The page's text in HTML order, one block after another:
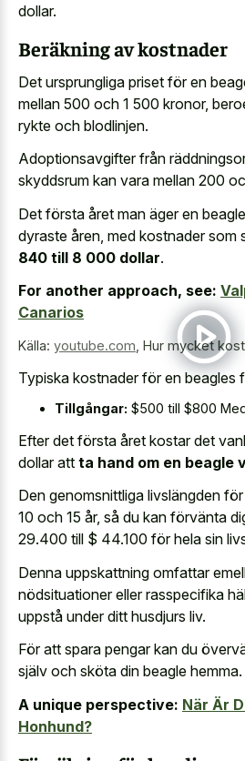
dollar.
Beräkning av kostnader
Det ursprungliga priset för en
mellan 500 och 1 500 kronor,
rykte och blodlinjen.
Adoptionsavgifter från
skyddsrum kan vara mellan 200
Det första året man äger en
dyraste åren, med kostnader som
840 till 8 000 dollar.
For another approach, see:
Canarios
Källa: youtube.com Hur mycket
Typiska kostnader för en beagles
Tillgångar: $500 till $800
Efter det första året kostar det
dollar att ta hand om en beagle
Den genomsnittliga livslängden
10 och 15 år, så du kan förvänta
29.400 till $ 44.100 för hela sin
Denna uppskattning omfattar
nödsituationer eller rasspecifika
uppstå under ditt husdjurs liv.
För att spara pengar kan du
själv och sköta din beagle hemma.
A unique perspective: När Är
Honhund?